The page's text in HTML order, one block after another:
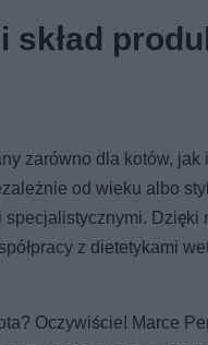
skład
zarówno dla kotów,
od wieku albo
Dzięki
z dietetykami
Oczywiście! Marce